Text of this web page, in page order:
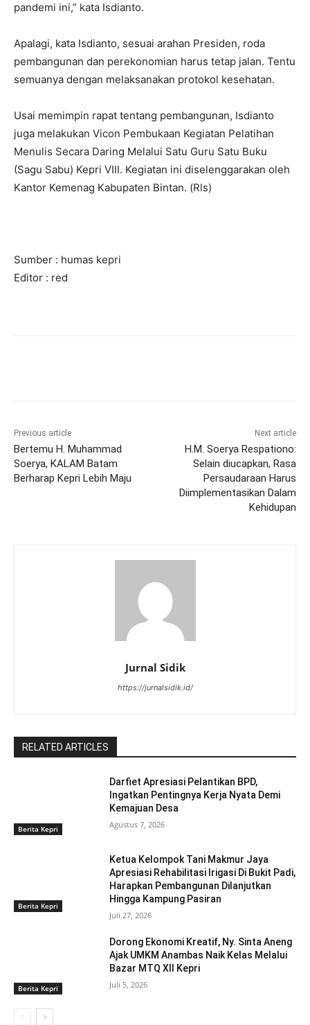
pandemi ini,” kata Isdianto.
Apalagi, kata Isdianto, sesuai arahan Presiden, roda
pembangunan dan perekonomian harus tetap jalan. Tentu
semuanya dengan melaksanakan protokol kesehatan.
Usai memimpin rapat tentang pembangunan, Isdianto
juga melakukan Vicon Pembukaan Kegiatan Pelatihan
Menulis Secara Daring Melalui Satu Guru Satu Buku
(Sagu Sabu) Kepri VIII. Kegiatan ini diselenggarakan oleh
Kantor Kemenag Kabupaten Bintan. (Rls)
Sumber : humas kepri
Editor : red
Previous article
Bertemu H. Muhammad
Soerya, KALAM Batam
Berharap Kepri Lebih Maju
Next article
H.M. Soerya Respationo:
Selain diucapkan, Rasa
Persaudaraan Harus
Diimplementasikan Dalam
Kehidupan
Jurnal Sidik
https://jurnalsidik.id/
RELATED ARTICLES
Berita Kepri
Darfiet Apresiasi Pelantikan BPD,
Ingatkan Pentingnya Kerja Nyata Demi
Kemajuan Desa
Agustus 7, 2026
Berita Kepri
Ketua Kelompok Tani Makmur Jaya
Apresiasi Rehabilitasi Irigasi Di Bukit Padi,
Harapkan Pembangunan Dilanjutkan
Hingga Kampung Pasiran ‎
Juli 27, 2026
Berita Kepri
Dorong Ekonomi Kreatif, Ny. Sinta Aneng
‎Ajak UMKM Anambas Naik Kelas Melalui
Bazar MTQ XII Kepri
Juli 5, 2026